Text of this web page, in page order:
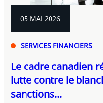
05 MAI 2026
SERVICES FINANCIERS
Le cadre canadien
lutte contre le
sanctions...